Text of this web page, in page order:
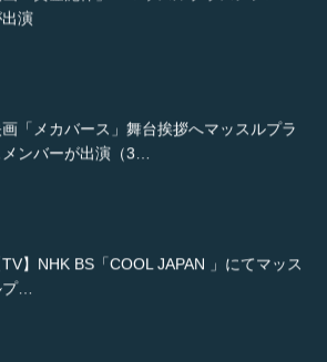
画「メカバース」舞台挨拶へマッスルプラ
ンバーが出演（3…
】NHK BS「COOL JAPAN 」にてマッス
…
WEB】「猫と焼き芋とマッチョ」の素材を
とらぼ」さんに…